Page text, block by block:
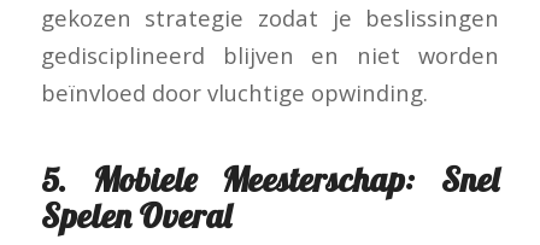
gekozen strategie zodat je beslissingen
gedisciplineerd blijven en niet worden
beïnvloed door vluchtige opwinding.
5. Mobiele Meesterschap: Snel
Spelen Overal